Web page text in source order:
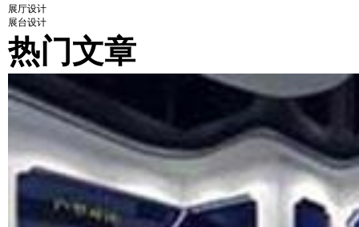
展厅设计
展台设计
热门文章